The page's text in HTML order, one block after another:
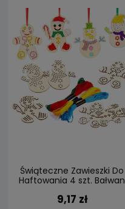
Świąteczne Zawieszki Do
Haftowania 4 szt. Bałwan
9,17 zł